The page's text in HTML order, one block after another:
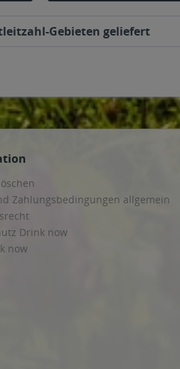
Gebieten geliefert
Zahlungsbedingungen allgemein
Drink now
now